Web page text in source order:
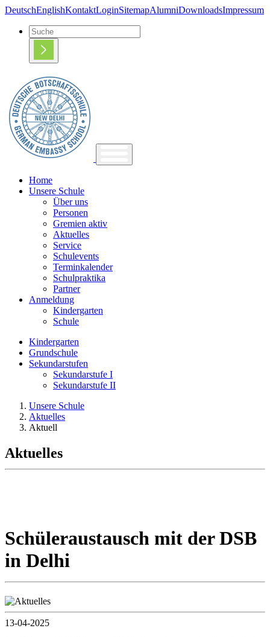
DeutschEnglishKontaktLoginSitemapAlumniDownloadsImpressum
Home
Unsere Schule
Über uns
Personen
Gremien aktiv
Aktuelles
Service
Schulevents
Terminkalender
Schulpraktika
Partner
Anmeldung
Kindergarten
Schule
Kindergarten
Grundschule
Sekundarstufen
Sekundarstufe I
Sekundarstufe II
Unsere Schule
Aktuelles
Aktuell
Aktuelles
Schüleraustausch mit der DSB
in Delhi
13-04-2025